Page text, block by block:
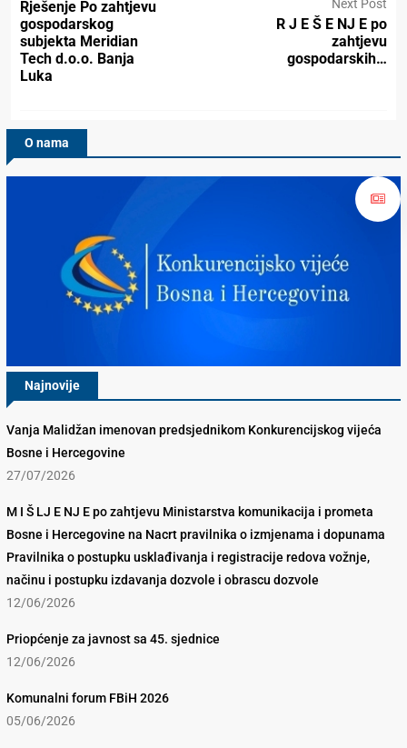
Rješenje Po zahtjevu
gospodarskog
subjekta Meridian
Tech d.o.o. Banja
Luka
Next Post
R J E Š E NJ E po
zahtjevu
gospodarskih…
O nama
Najnovije
Vanja Malidžan imenovan predsjednikom Konkurencijskog vijeća
Bosne i Hercegovine
27/07/2026
M I Š LJ E NJ E po zahtjevu Ministarstva komunikacija i prometa
Bosne i Hercegovine na Nacrt pravilnika o izmjenama i dopunama
Pravilnika o postupku usklađivanja i registracije redova vožnje,
načinu i postupku izdavanja dozvole i obrascu dozvole
12/06/2026
Priopćenje za javnost sa 45. sjednice
12/06/2026
Komunalni forum FBiH 2026
05/06/2026